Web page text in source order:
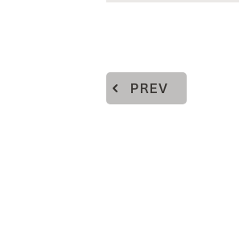
PREV